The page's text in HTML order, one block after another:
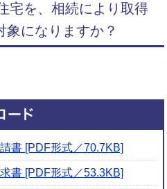
宅を、相続により取得
象になりますか？
書 [PDF形式／70.7KB]
書 [PDF形式／53.3KB]